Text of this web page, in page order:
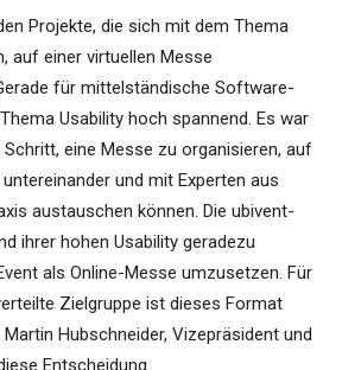
Projekte, die sich mit dem Thema
auf einer virtuellen Messe
für mittelständische Software-
Usability hoch spannend. Es war
eine Messe zu organisieren, auf
und mit Experten aus
austauschen können. Die ubivent-
ihrer hohen Usability geradezu
als Online-Messe umzusetzen. Für
Zielgruppe ist dieses Format
Hubschneider, Vizepräsident und
Entscheidung.